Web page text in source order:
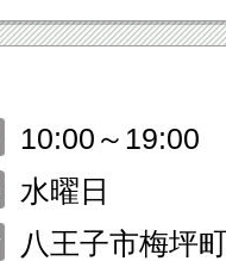
10:00～19:00
水曜日
八王子市梅坪